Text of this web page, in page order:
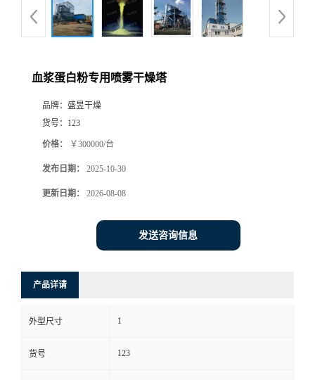
血浆蛋白粉专用喷雾干燥塔
品牌： 盛昱干燥
货号： 123
价格： ￥300000/台
发布日期： 2025-10-30
更新日期： 2026-08-08
发送咨询信息
产品详请
外型尺寸 1
货号 123